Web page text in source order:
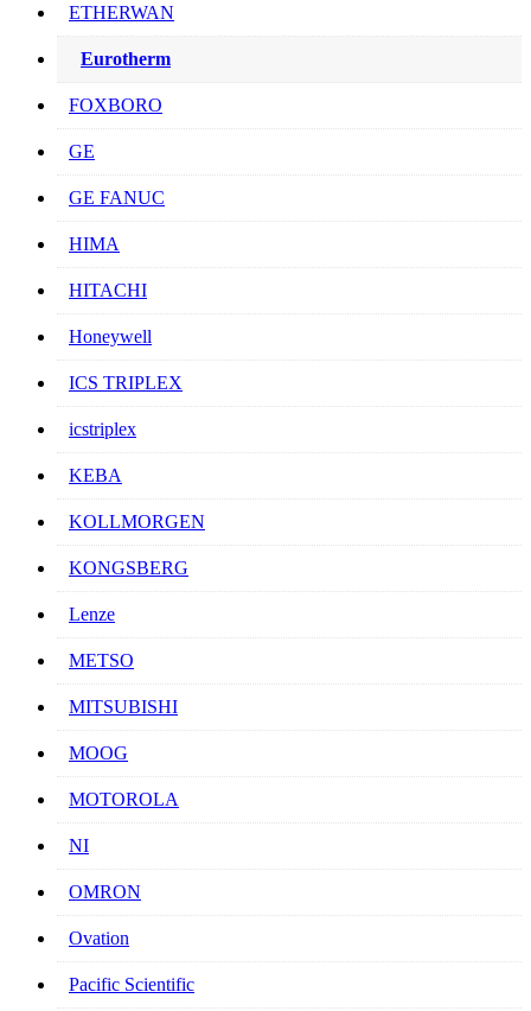
ETHERWAN
Eurotherm
FOXBORO
GE
GE FANUC
HIMA
HITACHI
Honeywell
ICS TRIPLEX
icstriplex
KEBA
KOLLMORGEN
KONGSBERG
Lenze
METSO
MITSUBISHI
MOOG
MOTOROLA
NI
OMRON
Ovation
Pacific Scientific